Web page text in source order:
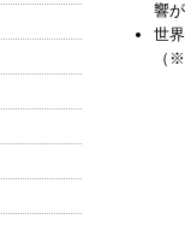
響
世
（